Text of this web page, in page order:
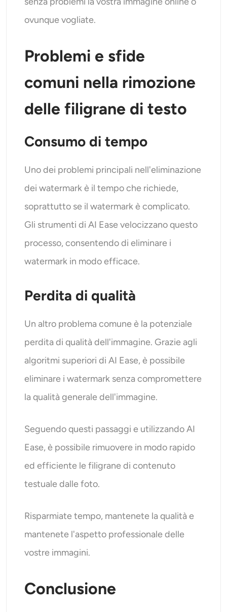
ovunque vogliate.
Problemi e sfide
comuni nella rimozione
delle filigrane di testo
Consumo di tempo
Uno dei problemi principali nell'eliminazione
dei watermark è il tempo che richiede,
soprattutto se il watermark è complicato.
Gli strumenti di AI Ease velocizzano questo
processo, consentendo di eliminare i
watermark in modo efficace.
Perdita di qualità
Un altro problema comune è la potenziale
perdita di qualità dell'immagine. Grazie agli
algoritmi superiori di AI Ease, è possibile
eliminare i watermark senza compromettere
la qualità generale dell'immagine.
Seguendo questi passaggi e utilizzando AI
Ease, è possibile rimuovere in modo rapido
ed efficiente le filigrane di contenuto
testuale dalle foto.
Risparmiate tempo, mantenete la qualità e
mantenete l'aspetto professionale delle
vostre immagini.
Conclusione